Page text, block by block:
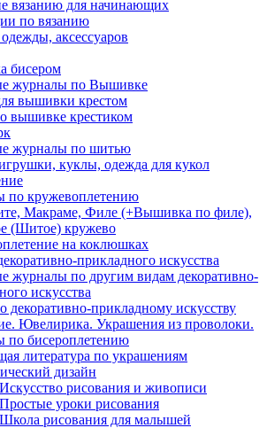
вязанию для начинающих
по вязанию
аксессуаров
бисером
журналы по Вышивке
вышивки крестом
вышивке крестиком
журналы по шитью
куклы, одежда для кукол
по кружевоплетению
Макраме, Филе (+Вышивка по филе),
(Шитое) кружево
на коклюшках
прикладного искусства
журналы по другим видам декоративно-
искусства
декоративно-прикладному искусству
Ювелирика. Украшения из проволоки.
по бисероплетению
литература по украшениям
дизайн
рисования и живописи
уроки рисования
рисования для малышей